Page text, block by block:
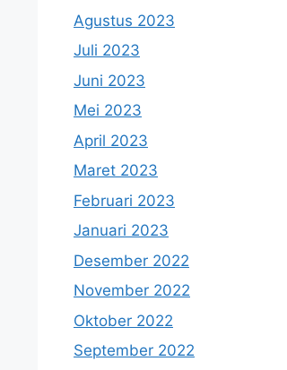
Agustus 2023
Juli 2023
Juni 2023
Mei 2023
April 2023
Maret 2023
Februari 2023
Januari 2023
Desember 2022
November 2022
Oktober 2022
September 2022